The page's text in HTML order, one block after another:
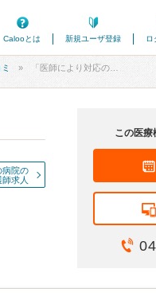
Calooとは
新規ユーザ登録 ロ
「医師により対応の差が激しい」
病院の
求人
この医療